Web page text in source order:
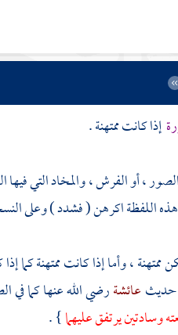
إذا كانت ممتهنة .
، أو الفرش ، والمخاد التي
اللفظة اكرهن ( فشدد ) وعلى
، وأما إذا كانت ممتهنة كما
حديثعائشةرضي الله عنها كما
وسادتين يرتفق عليهما} .